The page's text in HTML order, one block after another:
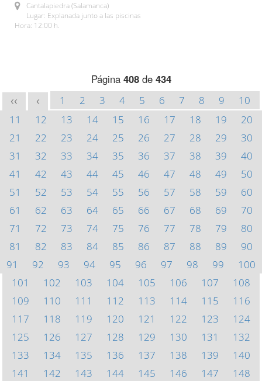
Cantalapiedra (Salamanca)
Lugar: Explanada junto a las piscinas
Hora: 12:00 h.
Página 408de 434
<< < 1 2 3 4 5 6 7 8 9
10
11
12 13 14 15 16 17 18 19
20
21
22 23 24 25 26 27 28 29
30
31
32 33 34 35 36 37 38 39
40
41
42 43 44 45 46 47 48 49
50
51
52 53 54 55 56 57 58 59
60
61
62 63 64 65 66 67 68 69
70
71
72 73 74 75 76 77 78 79
80
81
82 83 84 85 86 87 88 89
90
91
92 93 94 95 96 97 98 99
100
101
102 103 104 105 106 107
108
109
110 111 112 113 114 115
116
117
118 119 120 121 122 123
124
125
126 127 128 129 130 131
132
133
134 135 136 137 138 139
140
141
142 143 144 145 146 147
148